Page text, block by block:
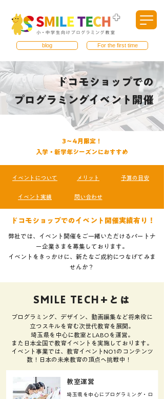
blog For the first time
ドコモショップでの
プログラミングイベント開催
3〜4月限定！​
入学・新学年シーズンにおすすめ
イベントについて メリット 予算の目安
イベント実績 問い合わせ
​ドコモショップでのイベント開催実績有り！
弊社では、イベント開催をご一緒いただけるパートナ
ー企業さまを募集しております。
イベントをきっかけに、新たなご成約につなげてみま
せんか？
SMILE TECH+とは
プログラミング、デザイン、動画編集など将来役に
立つスキルを育む次世代教育を展開。
埼玉県を中心に教室とLABOを運営。
また日本全国で教育イベントを実施しております。
イベント事業では、教育イベントNO1のコンテンツ
数！日本の未来教育の頂点へ挑戦中！
​教室運営
埼玉県を中心にプログラミング・ロ